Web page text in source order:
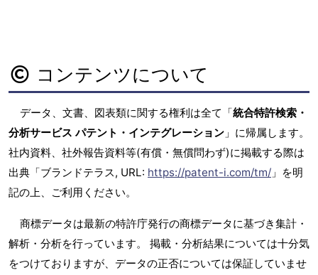
コンテンツについて
データ、文書、図表類に関する権利は全て「統合特許検索・
分析サービス パテント・インテグレーション 」に帰属します。
社内資料、社外報告資料等(有償・無償問わず)に掲載する際は
出典「ブランドテラス, URL: https://patent-i.com/tm/ 」を明
記の上、ご利用ください。
商標データは最新の特許庁発行の商標データに基づき集計・
解析・分析を行っています。 掲載・分析結果については十分気
をつけておりますが、データの正否については保証していませ